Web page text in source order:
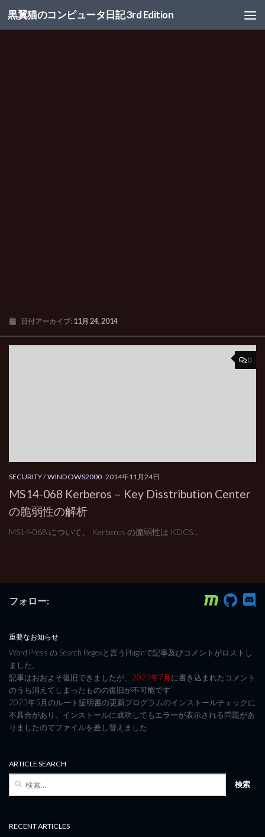
コンテンツへスキップ
黒翼猫のコンピュータ日記 3rd Edition
日付アーカイブ: 11月 24, 2014
0
SECURITY/WINDOWS2000 2014年11月24日
MS14-068 Kerberos – Key Disstribution Center
の脆弱性の解析
MS14-068 について、 Kerberos の脆弱性は KDCS...
フォロー:
重要なお知らせ
Word Press の Search Regexと言うPluginで記事及びコメントがロストし
ました。
記事はおおよそ復旧できましたが、 2023年7月に書き込まれたコメント
のうち消えてしまったものの復旧が不可能です
2023年5月のルート証明書の更新プログラムのインストールチェックに
不具合があり、インストールに成功してもエラーが表示される問題があ
りましたのでファイルを差し替えました
ARTICLE SEARCH
RECENT ARTICLES